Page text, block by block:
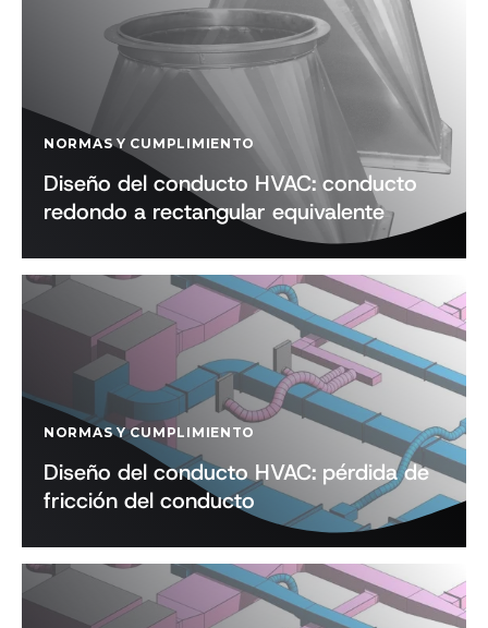
NORMAS Y CUMPLIMIENTO
Diseño del conducto HVAC: conducto
redondo a rectangular equivalente
NORMAS Y CUMPLIMIENTO
Diseño del conducto HVAC: pérdida de
fricción del conducto